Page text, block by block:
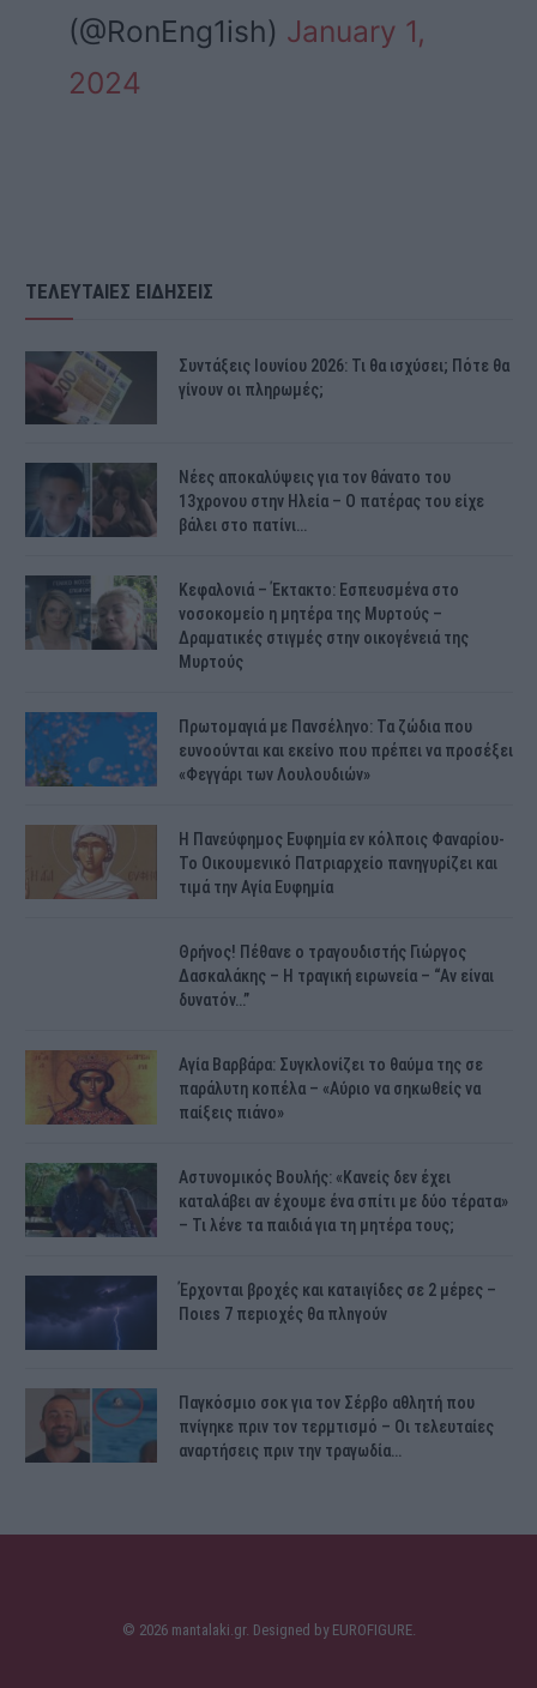
(@RonEng1ish) January 1,
2024
ΤΕΛΕΥΤΑΙΕΣ ΕΙΔΗΣΕΙΣ
Συντάξεις Ιουνίου 2026: Τι θα ισχύσει; Πότε θα
γίνουν οι πληρωμές;
Νέες αποκαλύψεις για τον θάνατο του
13χρονου στην Ηλεία – Ο πατέρας του είχε
βάλει στο πατίνι…
Κεφαλονιά – Έκτακτο: Εσπευσμένα στο
νοσοκομείο η μητέρα της Μυρτούς –
Δραματικές στιγμές στην οικογένειά της
Μυρτούς
Πρωτομαγιά με Πανσέληνο: Τα ζώδια που
ευνοούνται και εκείνο που πρέπει να προσέξει
«Φεγγάρι των Λουλουδιών»
H Πανεύφημος Ευφημία εν κόλποις Φαναρίου-
Το Οικουμενικό Πατριαρχείο πανηγυρίζει και
τιμά την Αγία Ευφημία
Θρήνος! Πέθανε ο τραγουδιστής Γιώργος
Δασκαλάκης – Η τραγική ειρωνεία – “Αν είναι
δυνατόν…”
Αγία Βαρβάρα: Συγκλονίζει το θαύμα της σε
παράλυτη κοπέλα – «Αύριο να σηκωθείς να
παίξεις πιάνο»
Αστυνομικός Bουλής: «Κανείς δεν έχει
καταλάβει αν έχουμε ένα σπίτι με δύο τέρατα»
– Τι λένε τα παιδιά για τη μητέρα τους;
Έρχονται βροχές και κατaιγίδες σε 2 μέpες –
Ποιεs 7 πεpιοχές θα πλnγούν
Παγκόσμιο σοκ για τον Σέρβο αθλητή που
πνίγηκε πριν τον τερμτισμό – Οι τελευταίες
αναρτήσεις πριν την τραγωδία…
© 2026 mantalaki.gr. Designed by EUROFIGURE.